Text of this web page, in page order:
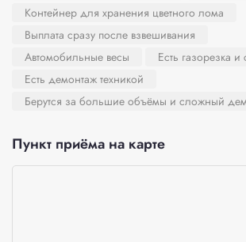
Контейнер для хранения цветного лома
Выплата сразу после взвешивания
Автомобильные весы
Есть газорезка
Есть демонтаж техникой
Берутся за большие объёмы и сложный
Пункт приёма на карте